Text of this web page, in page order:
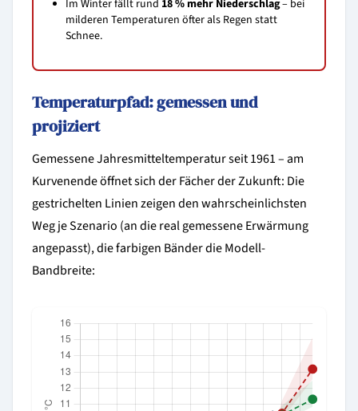
Im Winter fällt rund 18 % mehr Niederschlag– bei
milderen Temperaturen öfter als Regen statt
Schnee.
Temperaturpfad: gemessen und
projiziert
Gemessene Jahresmitteltemperatur seit 1961 – am
Kurvenende öffnet sich der Fächer der Zukunft: Die
gestrichelten Linien zeigen den wahrscheinlichsten
Weg je Szenario (an die real gemessene Erwärmung
angepasst), die farbigen Bänder die Modell-
Bandbreite: